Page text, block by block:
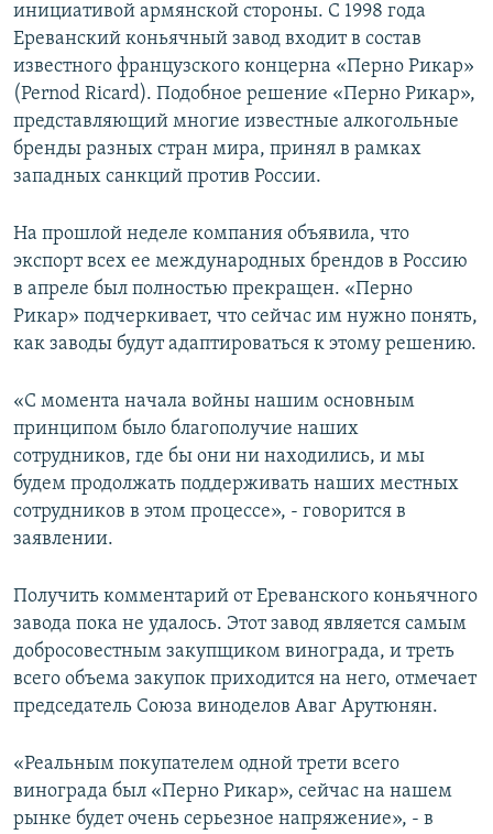
инициативой армянской стороны. С 1998 года
Ереванский коньячный завод входит в состав
известного французского концерна «Перно Рикар»
(Pernod Ricard). Подобное решение «Перно Рикар»,
представляющий многие известные алкогольные
бренды разных стран мира, принял в рамках
западных санкций против России.
На прошлой неделе компания объявила, что
экспорт всех ее международных брендов в Россию
в апреле был полностью прекращен. «Перно
Рикар» подчеркивает, что сейчас им нужно понять,
как заводы будут адаптироваться к этому решению.
«С момента начала войны нашим основным
принципом было благополучие наших
сотрудников, где бы они ни находились, и мы
будем продолжать поддерживать наших местных
сотрудников в этом процессе», - говорится в
заявлении.
Получить комментарий от Ереванского коньячного
завода пока не удалось. Этот завод является самым
добросовестным закупщиком винограда, и треть
всего объема закупок приходится на него, отмечает
председатель Союза виноделов Аваг Арутюнян.
«Реальным покупателем одной трети всего
винограда был «Перно Рикар», сейчас на нашем
рынке будет очень серьезное напряжение», - в